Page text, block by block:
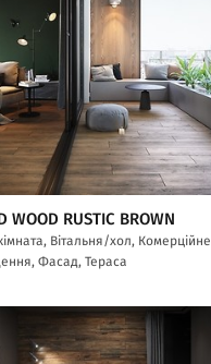
WOOD RUSTIC BROWN
Вітальня/хол, Комерційне
Фасад, Тераса